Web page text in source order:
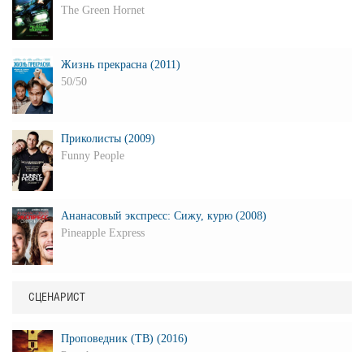
The Green Hornet
Жизнь прекрасна (2011)
50/50
Приколисты (2009)
Funny People
Ананасовый экспресс: Сижу, курю (2008)
Pineapple Express
СЦЕНАРИСТ
Проповедник (ТВ) (2016)